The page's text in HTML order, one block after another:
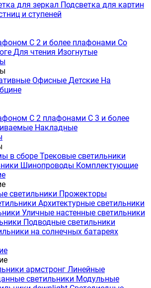
для зеркал Подсветка для картин
и ступеней
С 2 и более плафонами Со
Для чтения Изогнутые
Офисные Детские На
С 2 плафонами С 3 и более
Накладные
в сборе Трековые светильники
Шинопроводы Комплектующие
светильники Прожекторы
Архитектурные светильники
Уличные настенные светильники
Подводные светильники
на солнечных батареях
армстронг Линейные
светильники Модульные